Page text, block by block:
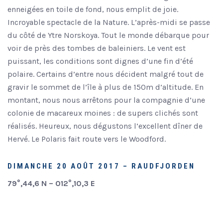
enneigées en toile de fond, nous emplit de joie.
Incroyable spectacle de la Nature. L’après-midi se passe
du côté de Ytre Norskoya. Tout le monde débarque pour
voir de près des tombes de baleiniers. Le vent est
puissant, les conditions sont dignes d’une fin d’été
polaire. Certains d’entre nous décident malgré tout de
gravir le sommet de l’île à plus de 150m d’altitude. En
montant, nous nous arrêtons pour la compagnie d’une
colonie de macareux moines : de supers clichés sont
réalisés. Heureux, nous dégustons l’excellent dîner de
Hervé. Le Polaris fait route vers le Woodford.
DIMANCHE 20 AOÛT 2017 – RAUDFJORDEN
79°,44,6 N – 012°,10,3 E